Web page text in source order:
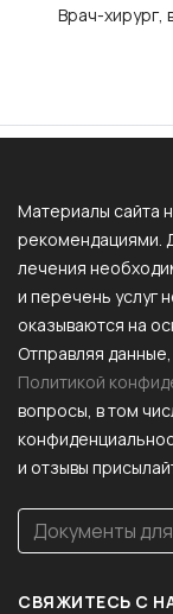
Врач-хирург,
Материалы сайта
рекомендациями.
лечения
и перечень услуг
оказываются на
Отправляя
Политикой
вопросы, в том
и отзывы
Документы
СВЯЖИТЕСЬ С